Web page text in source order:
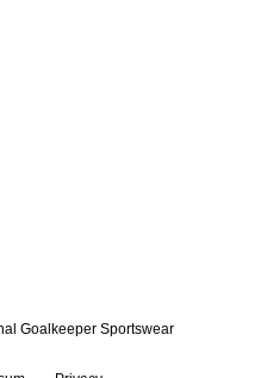
Goalkeeper Sportswear